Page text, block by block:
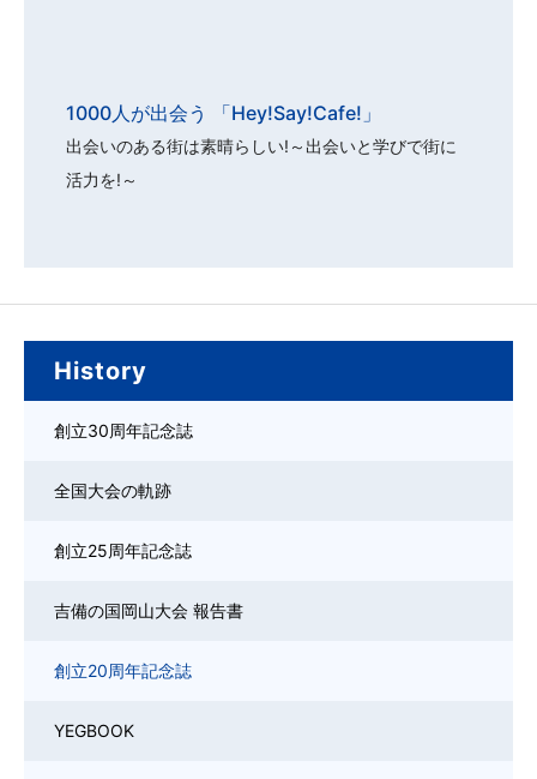
1000人が出会う 「Hey!Say!Cafe!」
出会いのある街は素晴らしい!～出会いと学びで街に
活力を!～
History
創立30周年記念誌
全国大会の軌跡
創立25周年記念誌
吉備の国岡山大会 報告書
創立20周年記念誌
YEGBOOK